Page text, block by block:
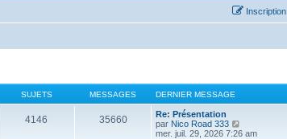
Inscription
SUJETS MESSAGES DERNIER MESSAGE
4146 35660
Re: Présentation
par Nico Road 333
o
mer. juil. 29, 2026 7:26 am